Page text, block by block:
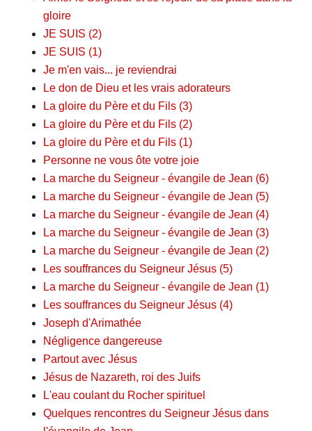
gloire
JE SUIS (2)
JE SUIS (1)
Je m'en vais... je reviendrai
Le don de Dieu et les vrais adorateurs
La gloire du Père et du Fils (3)
La gloire du Père et du Fils (2)
La gloire du Père et du Fils (1)
Personne ne vous ôte votre joie
La marche du Seigneur - évangile de Jean (6)
La marche du Seigneur - évangile de Jean (5)
La marche du Seigneur - évangile de Jean (4)
La marche du Seigneur - évangile de Jean (3)
La marche du Seigneur - évangile de Jean (2)
Les souffrances du Seigneur Jésus (5)
La marche du Seigneur - évangile de Jean (1)
Les souffrances du Seigneur Jésus (4)
Joseph d'Arimathée
Négligence dangereuse
Partout avec Jésus
Jésus de Nazareth, roi des Juifs
L'eau coulant du Rocher spirituel
Quelques rencontres du Seigneur Jésus dans